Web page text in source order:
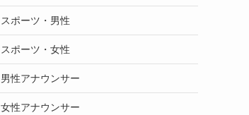
スポーツ・男性
スポーツ・女性
男性アナウンサー
女性アナウンサー